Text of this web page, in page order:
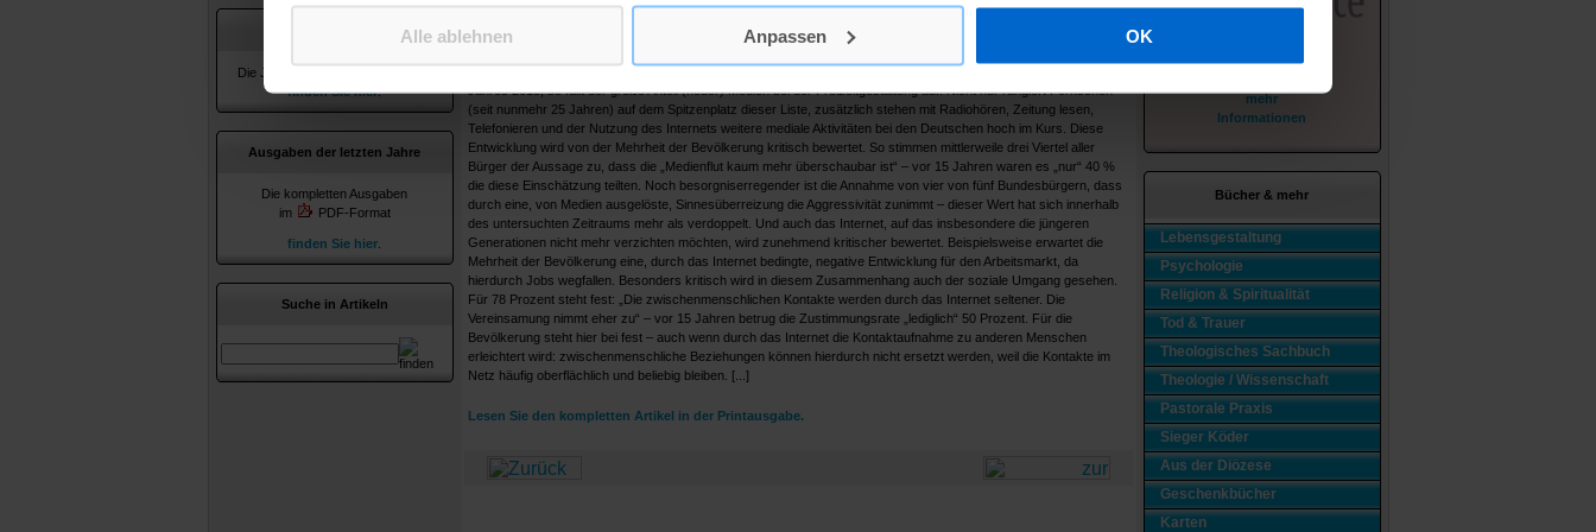
Alle ablehnen Anpassen OK
Die Jahresverzeichnisse ab 2010
finden Sie hier.
Ausgaben der letzten Jahre
Die kompletten Ausgaben
im
PDF-Format
finden Sie hier
Suche in Artikeln
Verpassen ausgewählter Beschäftigungen. Denn nur so kann man dem Freizeitstress erfolgreich begegnen und
Freizeit kann tatsächlich wieder zu freier Zeit werden.
Wie aber verbringen jetzt die Bundesbürger ihre freie Zeit? Betrachtet man die beliebtesten Freizeitaktivitäten des
Jahres 2015, so fällt der große Anteil (neuer) Medien bei der Freizeitgestaltung auf. Nicht nur rangiert Fernsehen
(seit nunmehr 25 Jahren) auf dem Spitzenplatz dieser Liste, zusätzlich stehen mit Radiohören, Zeitung lesen,
Telefonieren und der Nutzung des Internets weitere mediale Aktivitäten bei den Deutschen hoch im Kurs. Diese
Entwicklung wird von der Mehrheit der Bevölkerung kritisch bewertet. So stimmen mittlerweile drei Viertel aller
Bürger der Aussage zu, dass die „Medienflut kaum mehr überschaubar ist“ – vor 15 Jahren waren es „nur“ 40 %
die diese Einschätzung teilten. Noch besorgniserregender ist die Annahme von vier von fünf Bundesbürgern, dass
durch eine, von Medien ausgelöste, Sinnesüberreizung die Aggressivität zunimmt – dieser Wert hat sich innerhalb
des untersuchten Zeitraums mehr als verdoppelt. Und auch das Internet, auf das insbesondere die jüngeren
Generationen nicht mehr verzichten möchten, wird zunehmend kritischer bewertet. Beispielsweise erwartet die
Mehrheit der Bevölkerung eine, durch das Internet bedingte, negative Entwicklung für den Arbeitsmarkt, da
hierdurch Jobs wegfallen. Besonders kritisch wird in diesem Zusammenhang auch der soziale Umgang gesehen.
Für 78 Prozent steht fest: „Die zwischenmenschlichen Kontakte werden durch das Internet seltener. Die
Vereinsamung nimmt eher zu“ – vor 15 Jahren betrug die Zustimmungsrate „lediglich“ 50 Prozent. Für die
Bevölkerung steht hier bei fest – auch wenn durch das Internet die Kontaktaufnahme zu anderen Menschen
erleichtert wird: zwischenmenschliche Beziehungen können hierdurch nicht ersetzt werden, weil die Kontakte im
Netz häufig oberflächlich und beliebig bleiben. [...]
Lesen Sie den kompletten Artikel in der Printausgabe.
mehr
Informationen
Bücher & mehr
Lebensgestaltung
Psychologie
Religion & Spiritualität
Tod & Trauer
Theologisches Sachbuch
Theologie / Wissenschaft
Pastorale Praxis
Sieger Köder
Aus der Diözese
Geschenkbücher
Karten